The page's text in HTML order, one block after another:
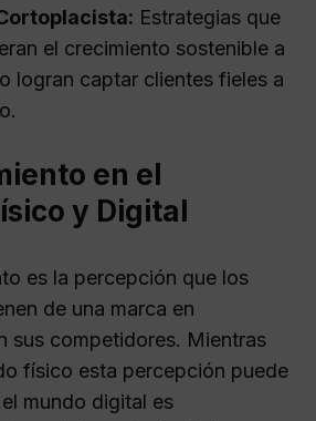
Estrategias que
el crecimiento sostenible a
logran captar clientes fieles a
en el
y Digital
es la percepción que los
de una marca en
sus competidores. Mientras
físico esta percepción puede
mundo digital es